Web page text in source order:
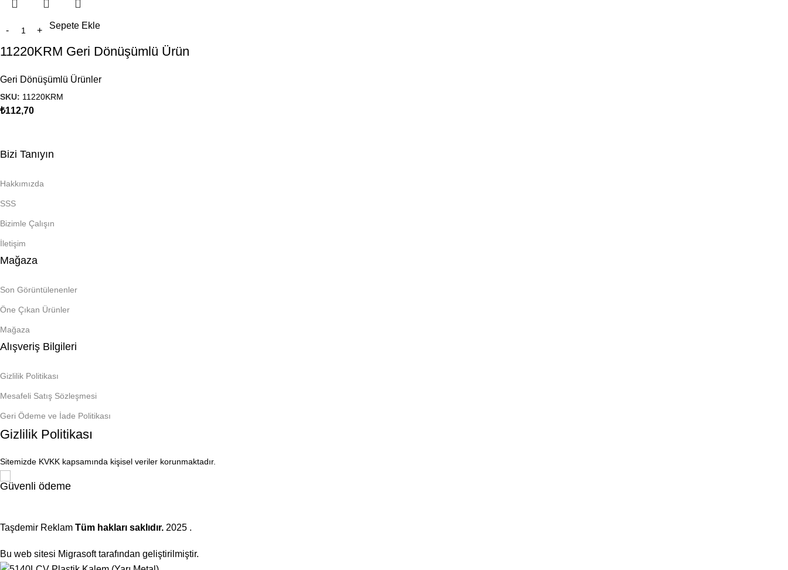
Sepete Ekle
11220KRM Geri Dönüşümlü Ürün
Geri Dönüşümlü Ürünler
SKU: 11220KRM
₺112,70
Bizi Tanıyın
Hakkımızda
SSS
Bizimle Çalışın
İletişim
Mağaza
Son Görüntülenenler
Öne Çıkan Ürünler
Mağaza
Alışveriş Bilgileri
Gizlilik Politikası
Mesafeli Satış Sözleşmesi
Geri Ödeme ve İade Politikası
Gizlilik Politikası
Sitemizde KVKK kapsamında kişisel veriler korunmaktadır.
Güvenli ödeme
Taşdemir Reklam Tüm hakları saklıdır. 2025 .
Bu web sitesi Migrasoft tarafından geliştirilmiştir.